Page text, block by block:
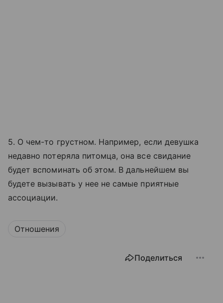
5. О чем-то грустном. Например, если девушка
недавно потеряла питомца, она все свидание
будет вспоминать об этом. В дальнейшем вы
будете вызывать у нее не самые приятные
ассоциации.
Отношения
Поделиться